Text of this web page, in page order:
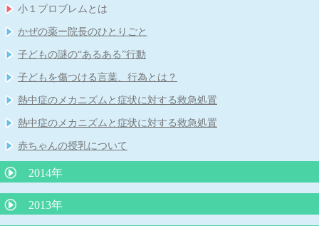
花粉症の注射（ゾレア）治療について
子どもの睡眠
空気嚥下症（くうきえんげしょう）
ちょっといいお話し
おちんちんの「むきむき体操」に物申す
手足口病について
今、お子さんが飲んでいる薬、本当に必要ですか？
新しいインフルエンザ治療薬「ゾフルーザ」について
「３歳の自我の芽生え」
耳掃除はしてはいけません！
厚労省が「カゼや喉の痛みに容易に抗生剤は使うな！」
ヒトメタニウモウイルスとは何者だ？
アレルギー検査では見つからないミルクアレルギー
子どもの才能を伸ばせない親の特徴
子どもを抱きしめるほど頭が良くなる
「子どもののほめ方、叱り方」
重症なアレルギー性鼻炎とレーザー治療
突発性発疹症は健康な身近な人からうつる
「赤ちゃんの涙目、めやに」について
抱きぐせは悪くない
小１プロブレムとは
かぜの薬ー院長のひとりごと
子どもの謎の“あるある”行動
子どもを傷つける言葉、行為とは？
熱中症のメカニズムと症状に対する救急処置
熱中症のメカニズムと症状に対する救急処置
赤ちゃんの授乳について
2014年
３歳までの子育てに大切なこと
子どものわがままやめさせる魔法のフレーズ
2013年